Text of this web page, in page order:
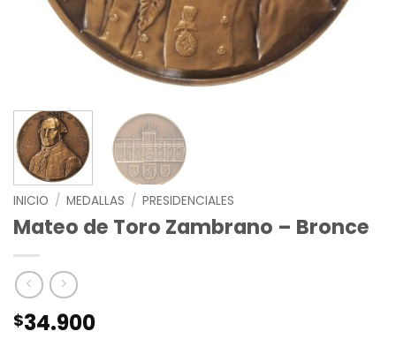
INICIO / MEDALLAS / PRESIDENCIALES
Mateo de Toro Zambrano – Bronce
$34.900